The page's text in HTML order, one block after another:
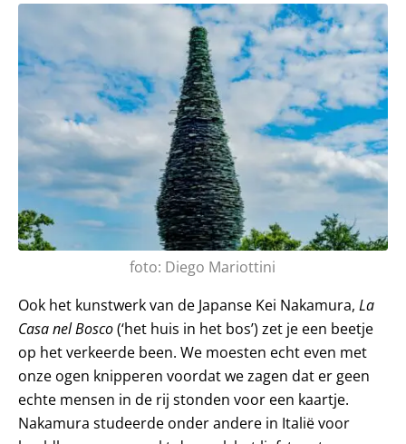
foto: Diego Mariottini
Ook het kunstwerk van de Japanse Kei Nakamura, La
Casa nel Bosco(‘het huis in het bos’) zet je een beetje
op het verkeerde been. We moesten echt even met
onze ogen knipperen voordat we zagen dat er geen
echte mensen in de rij stonden voor een kaartje.
Nakamura studeerde onder andere in Italië voor